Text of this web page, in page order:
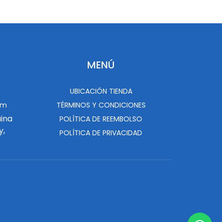
MENÚ
UBICACIÓN TIENDA
TÉRMINOS Y CONDICIONES
POLÍTICA DE REEMBOLSO
POLÍTICA DE PRIVACIDAD